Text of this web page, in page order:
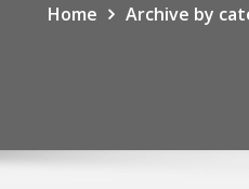
Home Archive by